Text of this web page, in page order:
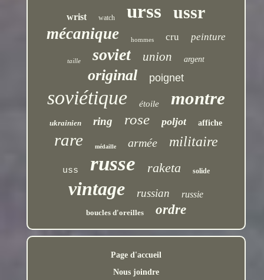
wrist watch urss ussr
mécanique hommes cru peinture
taille soviet union argent
original poignet
soviétique étoile montre
ukrainien ring rose poljot affiche
rare médaille armée militaire
uss russe raketa solide
vintage russian russie
boucles d'oreilles ordre
Page d'accueil
Nous joindre